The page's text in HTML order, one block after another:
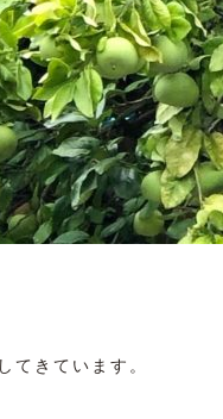
てきています。